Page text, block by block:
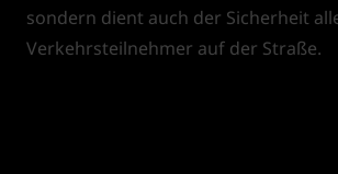
sondern dient auch der Sicherheit
Verkehrsteilnehmer auf der Straße.